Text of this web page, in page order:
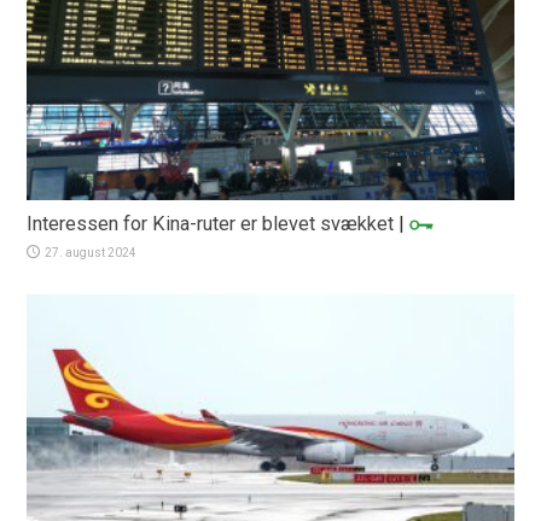
Interessen for Kina-ruter er blevet svækket |
27. august 2024